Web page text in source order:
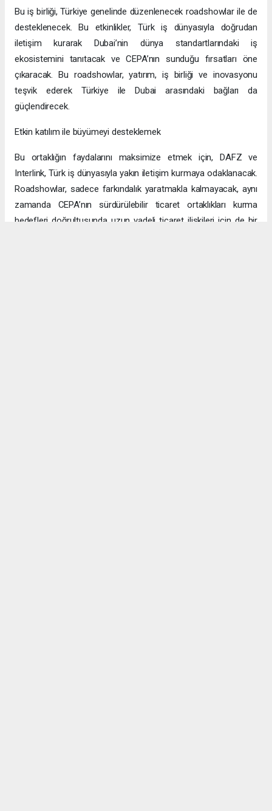
Bu iş birliği, Türkiye genelinde düzenlenecek roadshowlar ile de
desteklenecek. Bu etkinlikler, Türk iş dünyasıyla doğrudan
iletişim kurarak Dubai’nin dünya standartlarındaki iş
ekosistemini tanıtacak ve CEPA’nın sunduğu fırsatları öne
çıkaracak. Bu roadshowlar, yatırım, iş birliği ve inovasyonu
teşvik ederek Türkiye ile Dubai arasındaki bağları da
güçlendirecek.
Etkin katılım ile büyümeyi desteklemek
Bu ortaklığın faydalarını maksimize etmek için, DAFZ ve
Interlink, Türk iş dünyasıyla yakın iletişim kurmaya odaklanacak.
Roadshowlar, sadece farkındalık yaratmakla kalmayacak, aynı
zamanda CEPA’nın sürdürülebilir ticaret ortaklıkları kurma
hedefleri doğrultusunda uzun vadeli ticaret ilişkileri için de bir